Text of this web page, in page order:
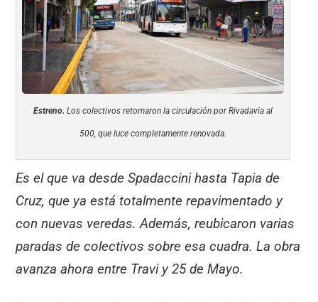
Estreno. Los colectivos retomaron la circulación por Rivadavia al
500, que luce completamente renovada.
Es el que va desde Spadaccini hasta Tapia de
Cruz, que ya está totalmente repavimentado y
con nuevas veredas. Además, reubicaron varias
paradas de colectivos sobre esa cuadra. La obra
avanza ahora entre Travi y 25 de Mayo.